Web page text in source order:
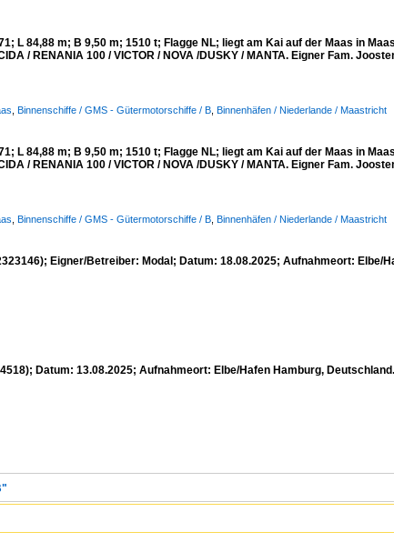
L 84,88 m; B 9,50 m; 1510 t; Flagge NL; liegt am Kai auf der Maas in
/ RENANIA 100 / VICTOR / NOVA /DUSKY / MANTA. Eigner Fam.
Binnenschiffe / GMS - Gütermotorschiffe / B Binnenhäfen / Niederlande / Maastricht
L 84,88 m; B 9,50 m; 1510 t; Flagge NL; liegt am Kai auf der Maas in
/ RENANIA 100 / VICTOR / NOVA /DUSKY / MANTA. Eigner Fam.
Binnenschiffe / GMS - Gütermotorschiffe / B Binnenhäfen / Niederlande / Maastricht
Eigner/Betreiber: Modal; Datum: 18.08.2025; Aufnahmeort: Elbe/
Datum: 13.08.2025; Aufnahmeort: Elbe/Hafen Hamburg, Deutschland.